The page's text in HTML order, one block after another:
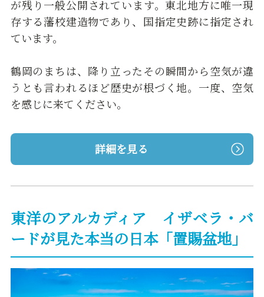
が残り一般公開されています。東北地方に唯一現
存する藩校建造物であり、国指定史跡に指定され
ています。
鶴岡のまちは、降り立ったその瞬間から空気が違
うとも言われるほど歴史が根づく地。一度、空気
を感じに来てください。
詳細を見る
東洋のアルカディア イザベラ・バ
ードが見た本当の日本「置賜盆地」